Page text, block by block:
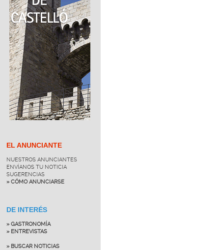
EL ANUNCIANTE
NUESTROS ANUNCIANTES
ENVÍANOS TU NOTICIA
SUGERENCIAS
» CÓMO ANUNCIARSE
DE INTERÉS
» GASTRONOMÍA
» ENTREVISTAS
» BUSCAR NOTICIAS